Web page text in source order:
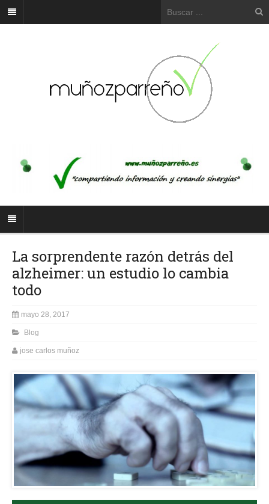
La sorprendente razón detrás del
alzheimer: un estudio lo cambia
todo
mayo 28, 2017
Blog
jose carlos muñoz